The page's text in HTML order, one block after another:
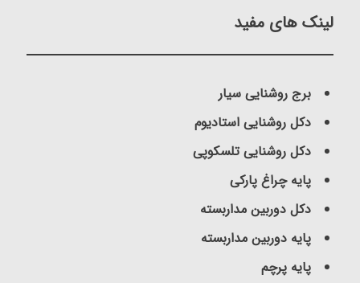
لینک های مفید
برج روشنایی سیار
دکل روشنایی استادیوم
دکل روشنایی تلسکوپی
پایه چراغ پارکی
دکل دوربین مداربسته
پایه دوربین مداربسته
پایه پرچم